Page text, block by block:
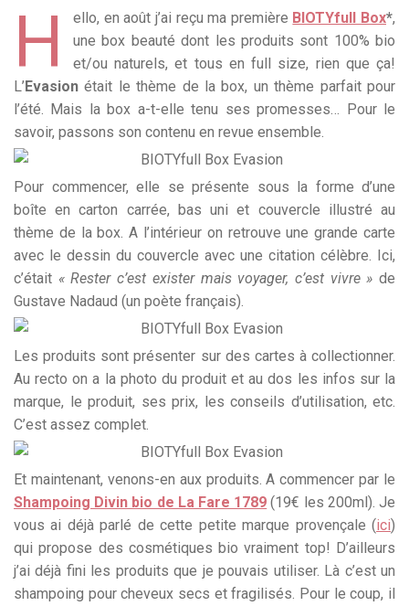
H ello, en août j’ai reçu ma première BIOTYfull Box*,
une box beauté dont les produits sont 100% bio
et/ou naturels, et tous en full size, rien que ça!
L’ Evasion était le thème de la box, un thème parfait pour
l’été. Mais la box a-t-elle tenu ses promesses…
Pour le
savoir, passons son contenu en revue ensemble.
Pour commencer, elle se présente sous la forme d’une
boîte en carton carrée, bas uni et couvercle illustré au
thème de la box. A l’intérieur on retrouve une grande carte
avec le dessin du couvercle avec une citation célèbre. Ici,
c’était « Rester c’est exister mais voyager, c’est vivre » de
Gustave Nadaud (un poète français).
Les produits sont présenter sur des cartes à collectionner.
Au recto on a la photo du produit et au dos les infos sur la
marque, le produit, ses prix, les conseils d’utilisation, etc.
C’est assez complet.
Et maintenant, venons-en aux produits. A commencer par le
Shampoing Divin bio de La Fare 1789 (19€ les 200ml). Je
vous ai déjà parlé de cette petite marque provençale (ici)
qui propose des cosmétiques bio vraiment top! D’ailleurs
j’ai déjà fini les produits que je pouvais utiliser. Là c’est un
shampoing pour cheveux secs et fragilisés. Pour le coup, il